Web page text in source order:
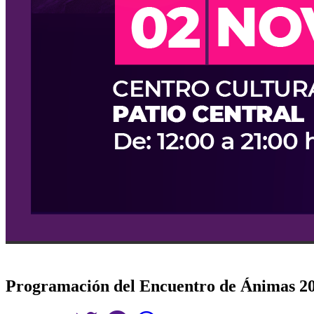
Programación del Encuentro de Ánimas